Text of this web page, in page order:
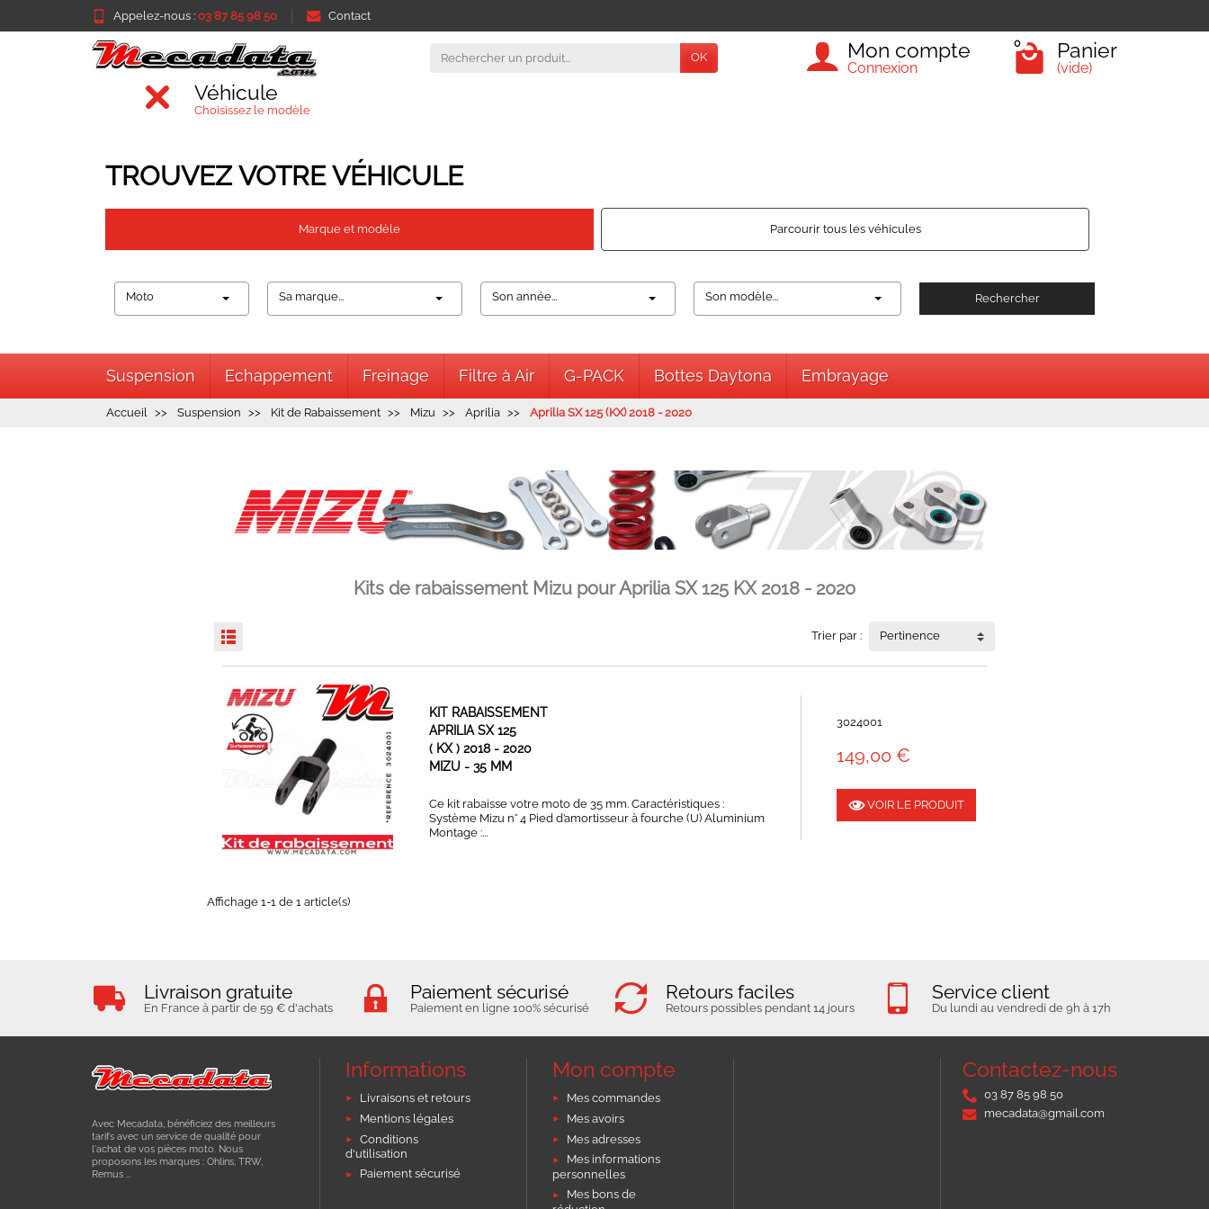
Appelez-nous : 03 87 85 98 50 Contact
OK Mon compte
Connexion
0 Panier
(vide)
Véhicule
Choisissez le modèle
TROUVEZ VOTRE VÉHICULE
Marque et modèle Parcourir tous les véhicules
Moto Sa marque... Son année... Son modèle... Rechercher
Suspension Echappement Freinage Filtre à Air G-PACK Bottes Daytona Embrayage
Accueil Suspension Kit de Rabaissement Mizu Aprilia Aprilia SX 125 (KX) 2018 - 2020
Kits de rabaissement Mizu pour Aprilia SX 125 KX 2018 - 2020
Trier par : Pertinence
KIT RABAISSEMENT
APRILIA SX 125
( KX ) 2018 - 2020
MIZU - 35 MM
Ce kit rabaisse votre moto de 35 mm. Caractéristiques :
Système Mizu n° 4 Pied d’amortisseur à fourche (U) Aluminium
Montage :...
3024001
149,00 €
VOIR LE PRODUIT
Affichage 1-1 de 1 article(s)
Livraison gratuite
En France à partir de 59 € d'achats
Paiement sécurisé
Paiement en ligne 100% sécurisé
Retours faciles
Retours possibles pendant 14 jours
Service client
Du lundi au vendredi de 9h à 17h
Avec Mecadata, bénéficiez des meilleurs
tarifs avec un service de qualité pour
l'achat de vos pièces moto. Nous
proposons les marques : Ohlins, TRW,
Remus ...
Informations
Livraisons et retours
Mentions légales
Conditions
d'utilisation
Paiement sécurisé
Mon compte
Mes commandes
Mes avoirs
Mes adresses
Mes informations
personnelles
Mes bons de
Contactez-nous
03 87 85 98 50
mecadata@gmail.com